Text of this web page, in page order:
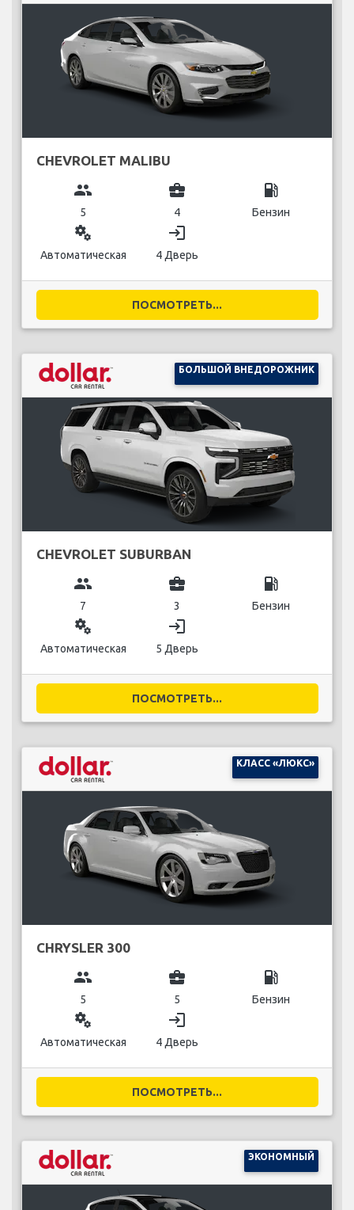
CHEVROLET MALIBU
group
5
business_center
4
local_gas_station
Бензин
miscellaneous_services
Автоматическая
login
4 Дверь
ПОСМОТРЕТЬ...
БОЛЬШОЙ ВНЕДОРОЖНИК
CHEVROLET SUBURBAN
group
7
business_center
3
local_gas_station
Бензин
miscellaneous_services
Автоматическая
login
5 Дверь
ПОСМОТРЕТЬ...
КЛАСС «ЛЮКС»
CHRYSLER 300
group
5
business_center
5
local_gas_station
Бензин
miscellaneous_services
Автоматическая
login
4 Дверь
ПОСМОТРЕТЬ...
ЭКОНОМНЫЙ